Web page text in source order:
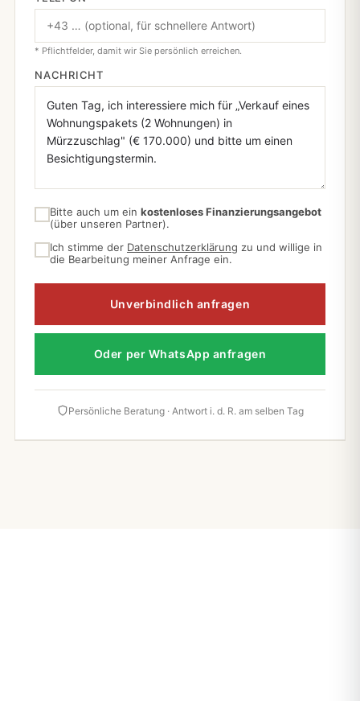
* Pflichtfelder, damit wir Sie persönlich erreichen.
NACHRICHT
Bitte auch um ein kostenloses Finanzierungsangebot
(über unseren Partner).
Ich stimme der Datenschutzerklärung zu und willige in
die Bearbeitung meiner Anfrage ein.
Unverbindlich anfragen
Oder per WhatsApp anfragen
Persönliche Beratung · Antwort i. d. R. am selben Tag